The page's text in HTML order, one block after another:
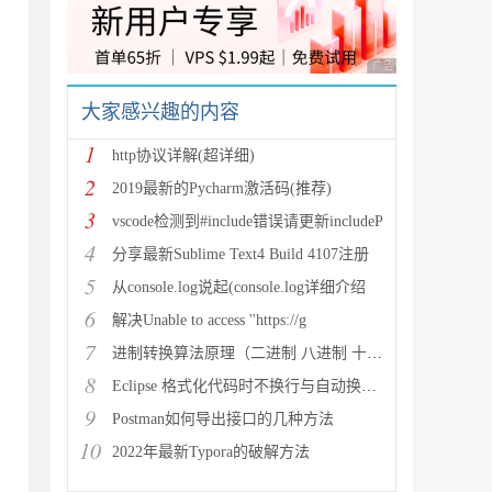
广告 商业广告，理性
大家感兴趣的内容
1 http协议详解(超详细)
2 2019最新的Pycharm激活码(推荐)
3 vscode检测到#include错误请更新includeP
4 分享最新Sublime Text4 Build 4107注册
5 从console.log说起(console.log详细介绍
6 解决Unable to access ''https://g
7 进制转换算法原理（二进制 八进制 十进制 十六进制）
8 Eclipse 格式化代码时不换行与自动换行的实现方法
9 Postman如何导出接口的几种方法
10 2022年最新Typora的破解方法